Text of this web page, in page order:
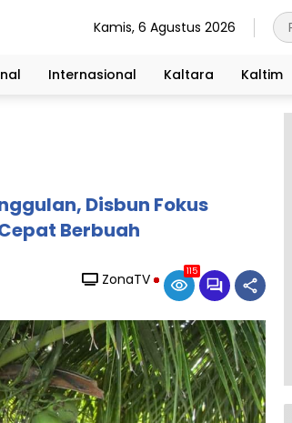
Kamis, 6 Agustus 2026
Internasional Kaltara Kaltim
Disbun Fokus
Berbuah
ZonaTV 115